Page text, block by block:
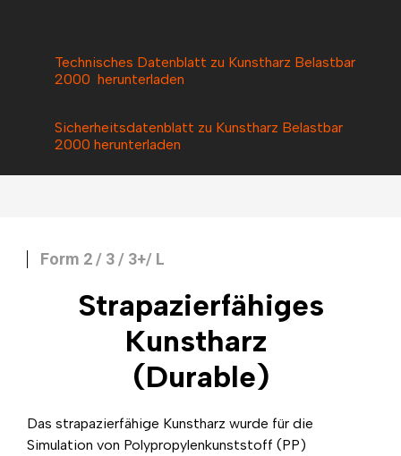
Technisches Datenblatt zu Kunstharz Belastbar
2000 herunterladen
Sicherheitsdatenblatt zu Kunstharz Belastbar
2000 herunterladen
Form 2 / 3 / 3+/ L
Strapazierfähiges
Kunstharz
(Durable)
Das strapazierfähige Kunstharz wurde für die
Simulation von Polypropylenkunststoff (PP)